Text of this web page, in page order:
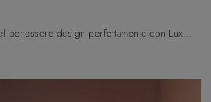
Arreda la stanza del benessere design perfettamente con Luxor 03, mobili bagno sospesi e complementi in legno di Arbi.